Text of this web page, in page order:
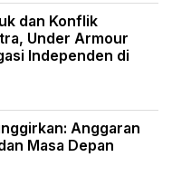
dan Konflik
Under Armour
Independen di
Anggaran
Masa Depan